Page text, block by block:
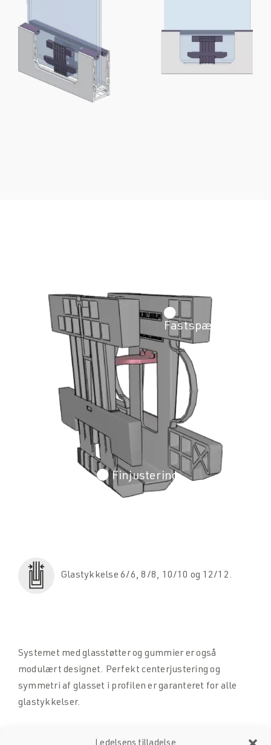
Ledelsens tilladelse
Glastykkelse 6/6, 8/8, 10/10 og 12/12.
Systemet med glasstøtter og gummier er også
modulært designet. Perfekt centerjustering og
symmetri af glasset i profilen er garanteret for alle
glastykkelser.
Fastspænding
Finjustering